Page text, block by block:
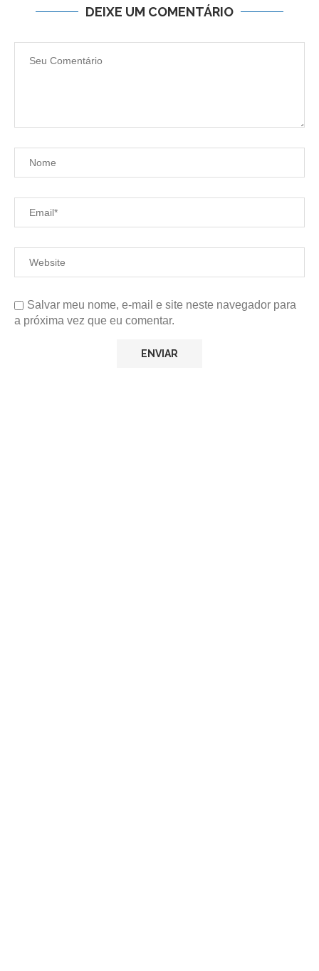
DEIXE UM COMENTÁRIO
Salvar meu nome, e-mail e site neste navegador para
a próxima vez que eu comentar.